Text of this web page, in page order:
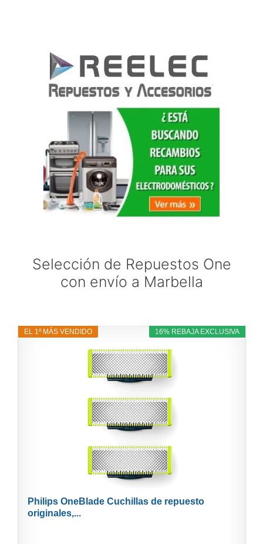
Selección de Repuestos One
con envío a Marbella
16% REBAJA EXCLUSIVA
EL 1º MÁS VENDIDO
Philips OneBlade Cuchillas de repuesto
originales,...